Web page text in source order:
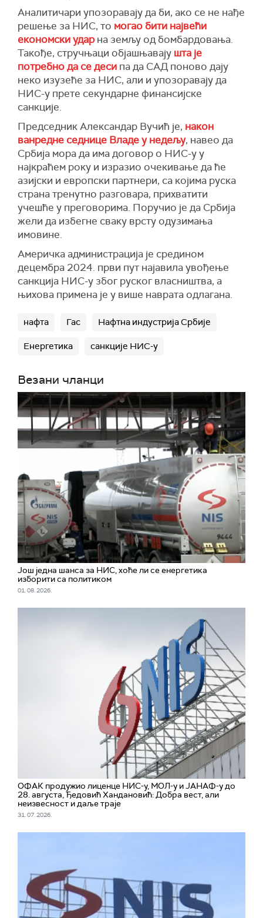
Аналитичари упозоравају да би, ако се не нађе
решење за НИС, то могао бити највећи
економски ударна земљу од бомбардовања.
Такође, стручњаци објашњавају шта је
потребно да се деси па да САД поново дају
неко изузеће за НИС, али и упозоравају да
НИС-у прете секундарне финансијске
санкције.
Председник Александар Вучић је, након
ванредне седнице Владе у недељу, навео да
Србија мора да има договор о НИС-у у
најкраћем року и изразио очекивање да ће
азијски и европски партнери, са којима руска
страна тренутно разговара, прихватити
учешће у преговорима. Поручио је да Србија
жели да избегне сваку врсту одузимања
имовине.
Америчка администрација је средином
децембра 2024. први пут најавила увођење
санкција НИС-у због руског власништва, а
њихова примена је у више наврата одлагана.
нафта Гас Нафтна индустрија Србије
Енергетика санкције НИС-у
Везани чланци
Још једна шанса за НИС, хоће ли се енергетика
изборити са политиком
01. 08. 2026.
ОФАК продужио лиценце НИС-у, МОЛ-у и ЈАНАФ-у до
28. августа, Ђедовић Хандановић: Добра вест, али
неизвесност и даље траје
31. 07. 2026.